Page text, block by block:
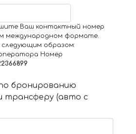
Ваш контактный номер
международном формате.
образом:
Номер
бронированию
трансферу (авто с